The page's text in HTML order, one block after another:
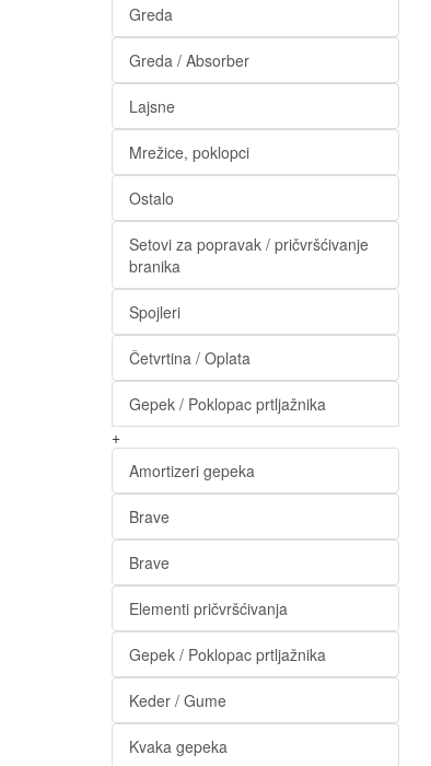
Greda
Greda / Absorber
Lajsne
Mrežice, poklopci
Ostalo
Setovi za popravak / pričvršćivanje
branika
Spojleri
Četvrtina / Oplata
Gepek / Poklopac prtljažnika
+
Amortizeri gepeka
Brave
Brave
Elementi pričvršćivanja
Gepek / Poklopac prtljažnika
Keder / Gume
Kvaka gepeka